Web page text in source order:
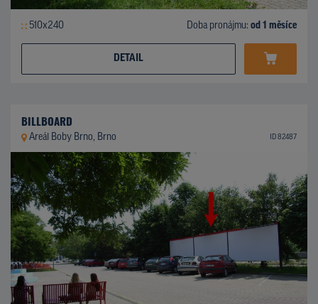
510x240 Doba pronájmu: od 1 měsíce
DETAIL
BILLBOARD
Areál Boby Brno, Brno ID 82487